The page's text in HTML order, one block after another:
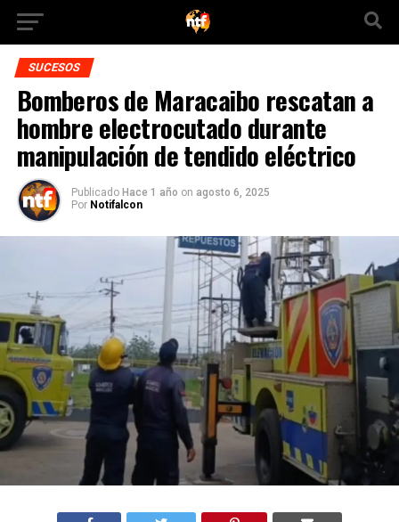
SUCESOS
Bomberos de Maracaibo rescatan a
hombre electrocutado durante
manipulación de tendido eléctrico
Publicado Hace 1 año on agosto 6, 2025
Por Notifalcon